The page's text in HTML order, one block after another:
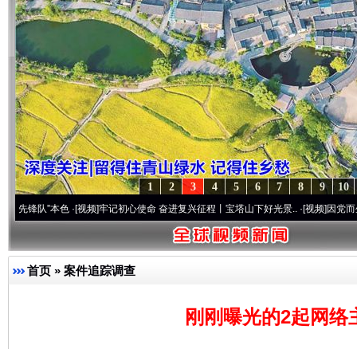
10
9
8
7
6
5
4
3
2
1
·[视频]牢记初心使命 奋进复兴征程丨宝塔山下好光景..·[视频]因党而生 为党而
首页 » 案件追踪调查
刚刚曝光的2起网